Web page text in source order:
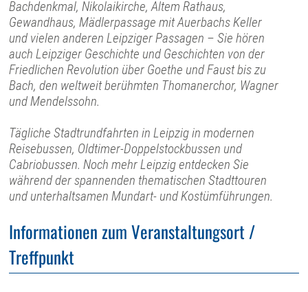
Bachdenkmal, Nikolaikirche, Altem Rathaus,
Gewandhaus, Mädlerpassage mit Auerbachs Keller
und vielen anderen Leipziger Passagen – Sie hören
auch Leipziger Geschichte und Geschichten von der
Friedlichen Revolution über Goethe und Faust bis zu
Bach, den weltweit berühmten Thomanerchor, Wagner
und Mendelssohn.
Tägliche Stadtrundfahrten in Leipzig in modernen
Reisebussen, Oldtimer-Doppelstockbussen und
Cabriobussen. Noch mehr Leipzig entdecken Sie
während der spannenden thematischen Stadttouren
und unterhaltsamen Mundart- und Kostümführungen.
Informationen zum Veranstaltungsort /
Treffpunkt